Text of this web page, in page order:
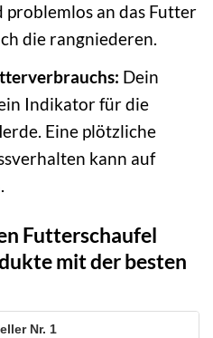
problemlos an das Futter
die rangniederen.
Dein
Indikator für die
Eine plötzliche
kann auf
Futterschaufel
mit der besten
1